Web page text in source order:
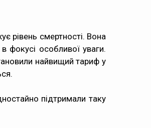
рівень смертності. Вона
особливої уваги.
найвищий тариф у
підтримали таку